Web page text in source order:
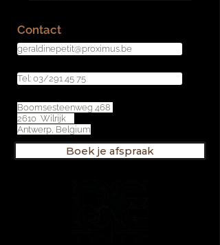
Contact
geraldinepetit@proximus.be
Tel: 03/291 45 75
Boomsesteenweg 468
2610 Wilrijk
Antwerp, Belgium
Boek je afspraak